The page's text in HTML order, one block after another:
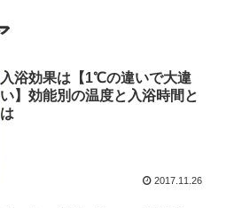
入浴効果は【1℃の違いで大違
い】効能別の温度と入浴時間と
は
2017.11.26